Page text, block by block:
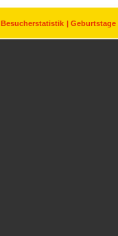
Besucherstatistik Geburtstage